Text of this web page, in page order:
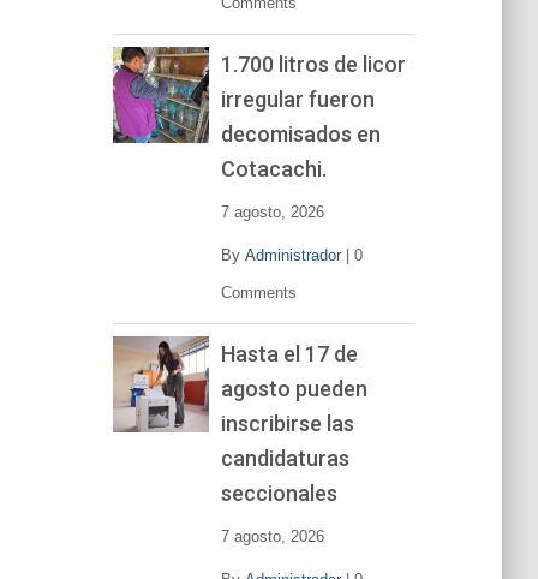
1.700 litros de licor
irregular fueron
decomisados en
Cotacachi.
7 agosto, 2026
By Administrador| 0
Comments
Hasta el 17 de
agosto pueden
inscribirse las
candidaturas
seccionales
7 agosto, 2026